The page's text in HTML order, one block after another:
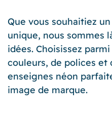
Que vous souhaitiez
unique, nous sommes
idées. Choisissez
couleurs, de polices et
enseignes néon
image de marque.